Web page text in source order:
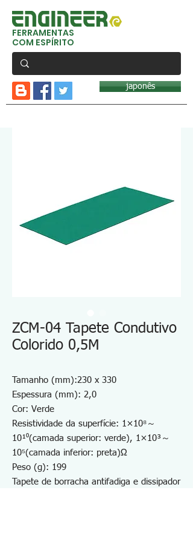
FERRAMENTAS
COM ESPÍRITO
japonês
ZCM-04 Tapete Condutivo
Colorido 0,5M
Tamanho (mm):230 x 330
Espessura (mm): 2,0
Cor: Verde
Resistividade da superfície: 1×10⁸～
10¹⁰(camada superior: verde), 1×10³～
10⁵(camada inferior: preta)Ω
Peso (g): 199
Tapete de borracha antifadiga e dissipador